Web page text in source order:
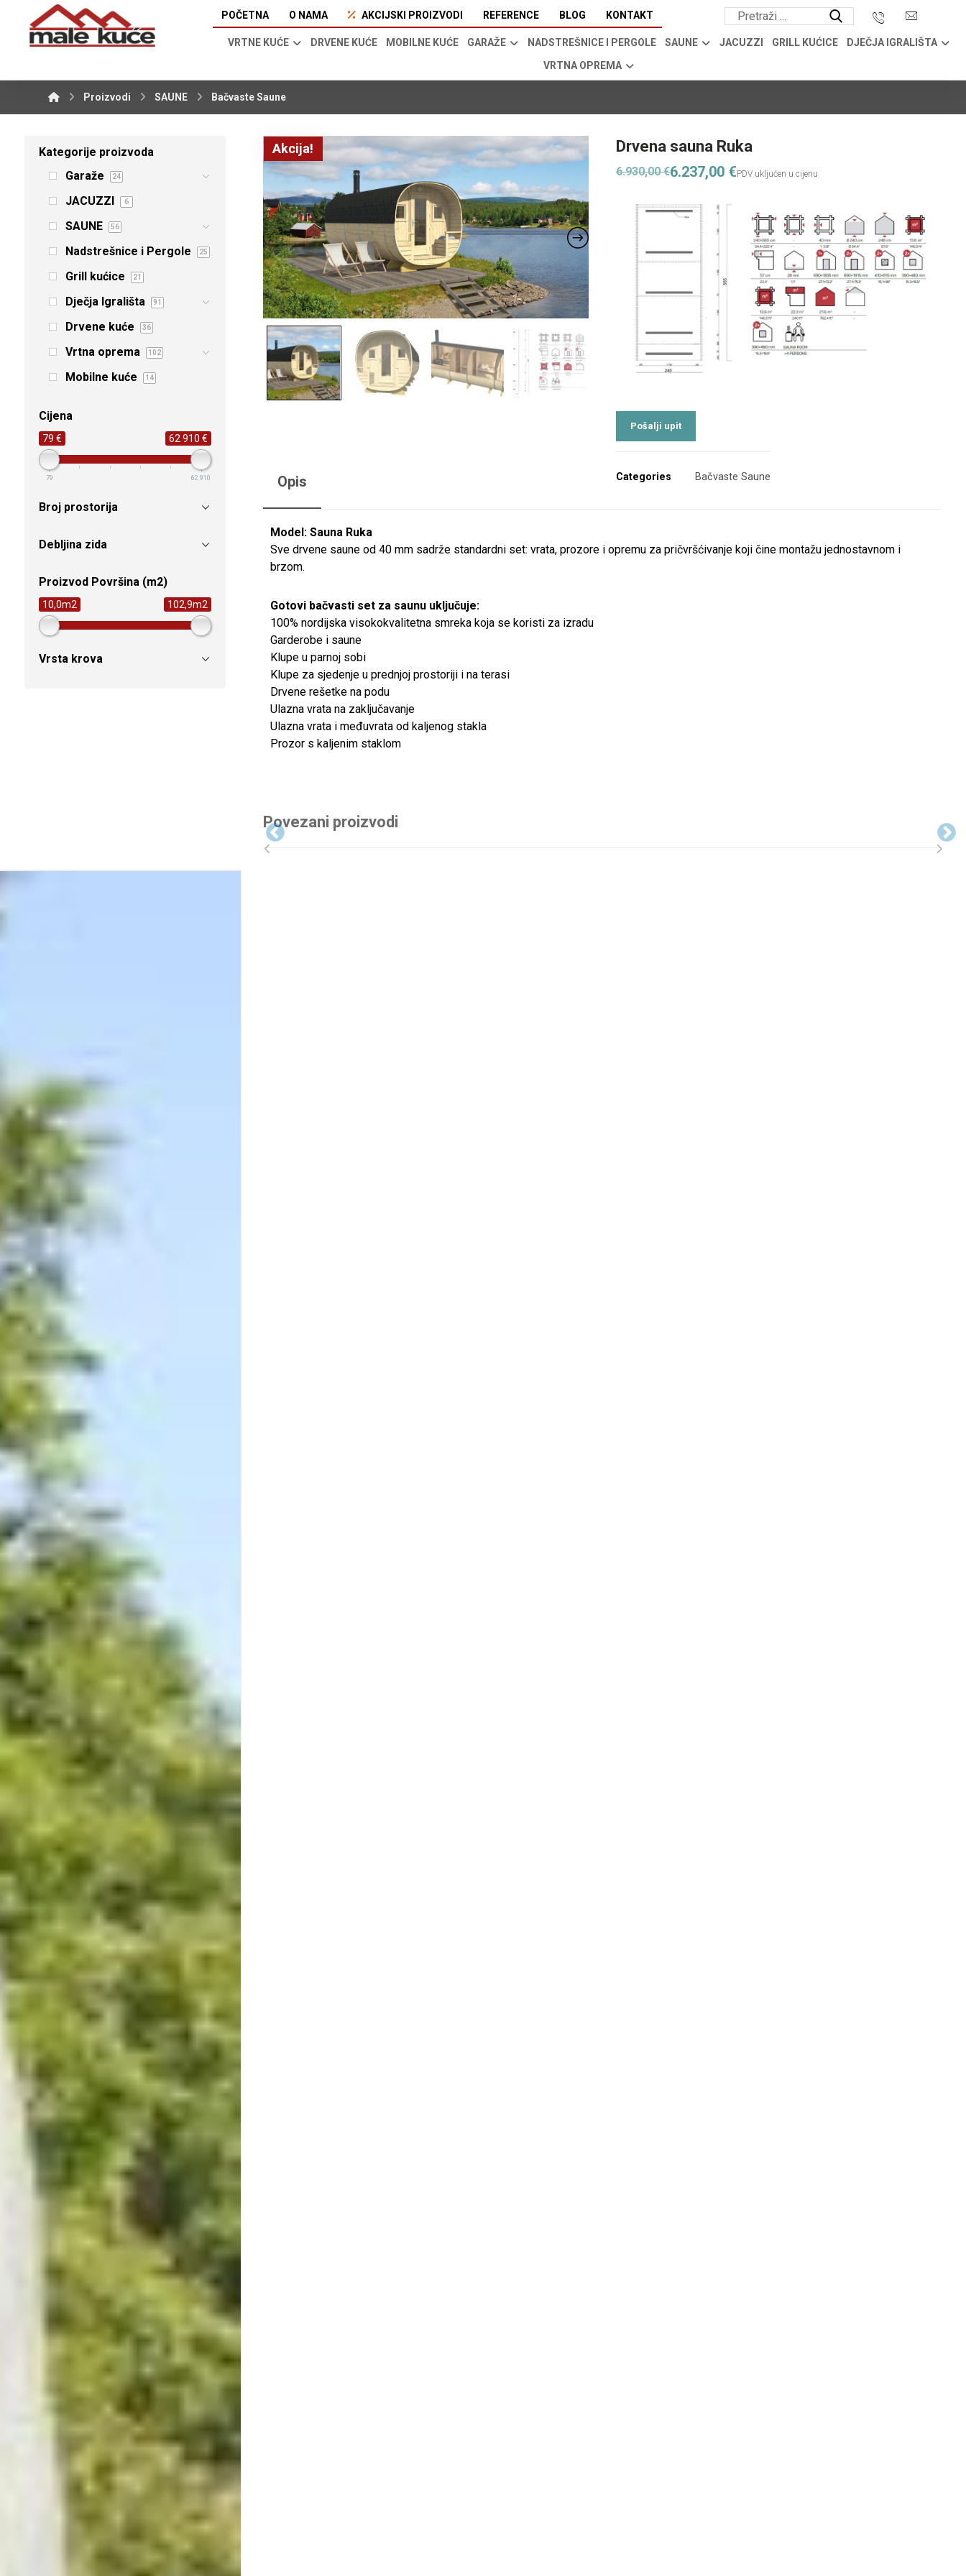
POČETNA O NAMA AKCIJSKI PROIZVODI REFERENCE BLOG KONTAKT
VRTNE KUĆE DRVENE KUĆE MOBILNE KUĆE GARAŽE NADSTREŠNICE I PERGOLE SAUNE JACUZZI GRILL KUĆICE
DJEČJA IGRALIŠTA
VRTNA OPREMA
Proizvodi SAUNE Bačvaste Saune
Akcija! Drvena sauna Ruka
6.930,00€6.237,00 €
Categories Bačvaste Saune
Opis
Model: Sauna Ruka
Sve drvene saune od 40 mm sadrže standardni set: vrata, prozore i opremu za pričvršćivanje koji čine montažu jednostavnom i
brzom.
Gotovi bačvasti set za saunu uključuje:
100% nordijska visokokvalitetna smreka koja se koristi za izradu
Garderobe i saune
Klupe u parnoj sobi
Klupe za sjedenje u prednjoj prostoriji i na terasi
Drvene rešetke na podu
Ulazna vrata na zaključavanje
Ulazna vrata i međuvrata od kaljenog stakla
Prozor s kaljenim staklom
Povezani proizvodi
Kategorije proizvoda
Garaže
24
JACUZZI 6
SAUNE 56
Nadstrešnice i Pergole 25
Grill kućice 21
Dječja Igrališta 91
Drvene kuće 36
Vrtna oprema 102
Mobilne kuće 14
Cijena
79 € 62 910 €
79 62 910
Broj prostorija
Debljina zida
Proizvod Površina (m2)
10,0m2 102,9m2
Vrsta krova